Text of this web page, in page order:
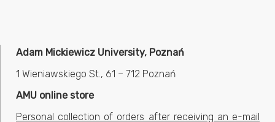
Adam Mickiewicz University, Poznań
1 Wieniawskiego St., 61 – 712 Poznań
AMU online store
Personal collection of orders after receiving an e-mail